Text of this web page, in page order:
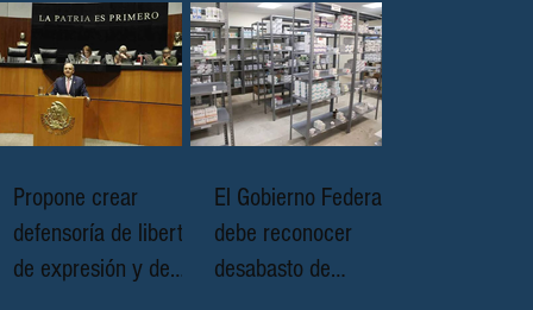
Propone crear
defensoría de libertad
de expresión y de
El Gobierno Federal
debe reconocer
desabasto de